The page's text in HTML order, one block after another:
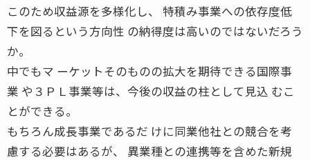
このため収益源を多様化し、 特積み事業への依存度低
下を図るという方向性 の納得度は高いのではないだろう
か。
中でもマ ーケットそのものの拡大を期待できる国際事
業 や３ＰＬ事業等は、今後の収益の柱として見込 むこ
とができる。
もちろん成長事業であるだ けに同業他社との競合を考
慮する必要はあるが、 異業種との連携等を含めた新規